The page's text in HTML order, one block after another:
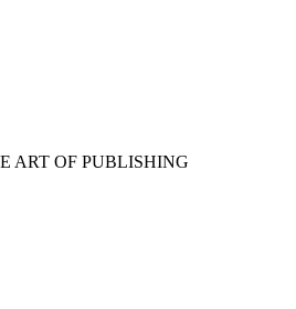
ART OF PUBLISHING